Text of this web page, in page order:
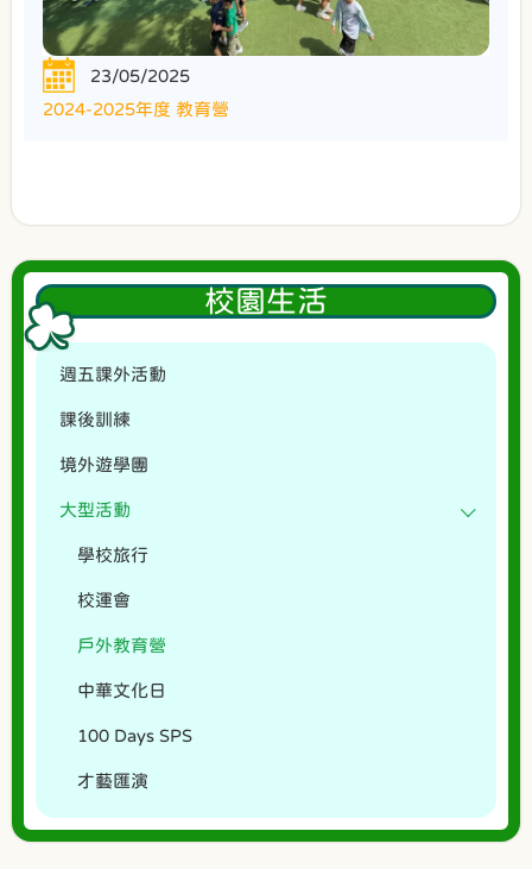
23/05/2025
2024-2025年度 教育營
校園生活
週五課外活動
課後訓練
境外遊學團
大型活動
學校旅行
校運會
戶外教育營
中華文化日
100 Days SPS
才藝匯演